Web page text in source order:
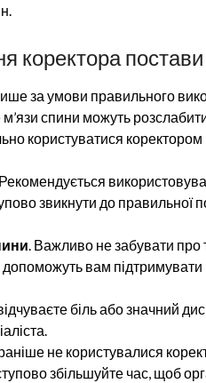
коректора постави
за умови правильного
спини можуть
користуватися
звикнути до правильної
. Важливо не забувати
допоможуть вам підтримувати
біль або значний
не користувалися
збільшуйте час, щоб